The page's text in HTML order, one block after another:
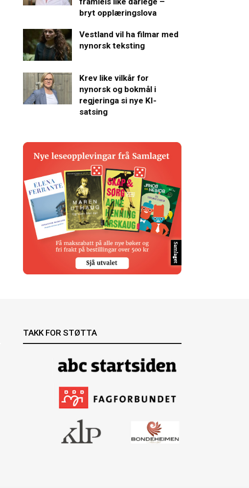
bryt opplæringslova
Vestland vil ha filmar med
nynorsk teksting
Krev like vilkår for
nynorsk og bokmål i
regjeringa si nye KI-
satsing
TAKK FOR STØTTA